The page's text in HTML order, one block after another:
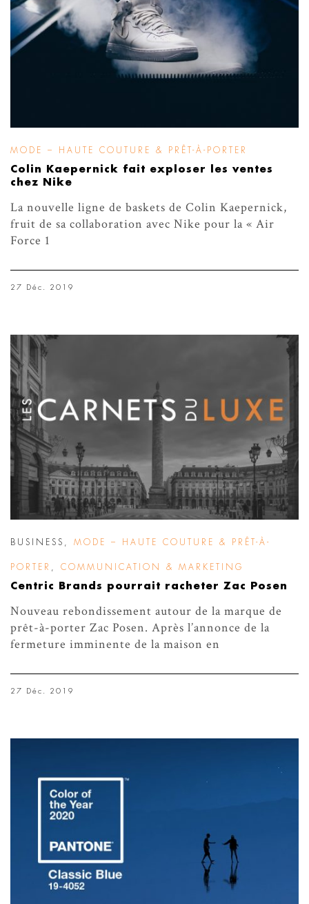
MODE – HAUTE COUTURE & PRÊT-À-PORTER
Colin Kaepernick fait exploser les ventes
chez Nike
La nouvelle ligne de baskets de Colin Kaepernick,
fruit de sa collaboration avec Nike pour la « Air
Force 1
27 Déc. 2019
BUSINESS MODE – HAUTE COUTURE & PRÊT-À-
PORTER COMMUNICATION & MARKETING
Centric Brands pourrait racheter Zac Posen
Nouveau rebondissement autour de la marque de
prêt-à-porter Zac Posen. Après l’annonce de la
fermeture imminente de la maison en
27 Déc. 2019